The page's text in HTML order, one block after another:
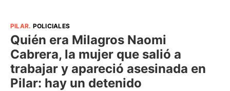
PILAR. POLICIALES
Quién era Milagros Naomi
Cabrera, la mujer que salió a
trabajar y apareció asesinada en
Pilar: hay un detenido